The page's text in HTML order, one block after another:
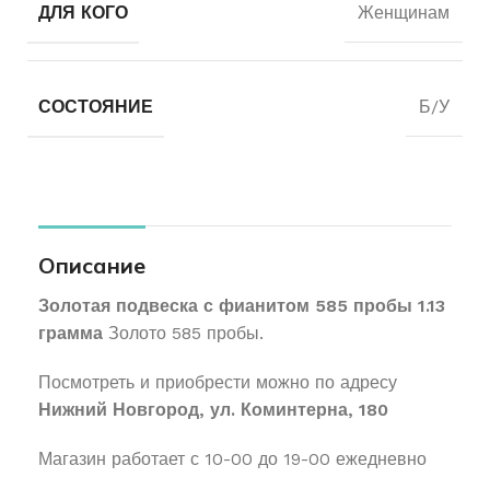
ДЛЯ КОГО Женщинам
СОСТОЯНИЕ Б/У
Описание
Золотая подвеска с фианитом 585 пробы 1.13
грамма Золото 585 пробы.
Посмотреть и приобрести можно по адресу
Нижний Новгород, ул. Коминтерна, 180
Магазин работает с 10-00 до 19-00 ежедневно